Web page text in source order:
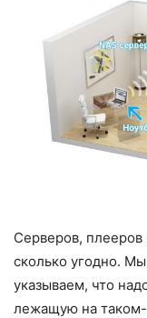
Серверов,
сколько угодно.
указываем, что
лежащую на таком-